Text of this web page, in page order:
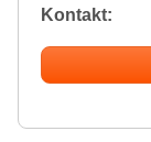
Kontakt: